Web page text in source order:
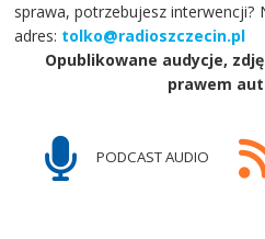
sprawa, potrzebujesz interwencji?
adres: tolko@radioszczecin.pl
Opublikowane audycje,
prawem
PODCAST AUDIO